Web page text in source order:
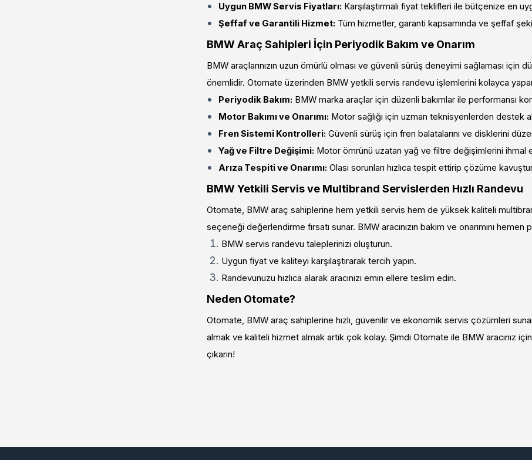
Uygun BMW Servis Fiyatları: Karşılaştırmalı fiyat teklifleri ile bütçenize en
Şeffaf ve Garantili Hizmet: Tüm hizmetler, garanti kapsamında ve şeffaf
BMW Araç Sahipleri İçin Periyodik Bakım ve Onarım
BMW araçlarınızın uzun ömürlü olması ve güvenli sürüş deneyimi sağlaması için
önemlidir. Otomate üzerinden BMW yetkili servis randevu işlemlerini kolayca
Periyodik Bakım: BMW marka araçlar için düzenli bakımlar ile performansı
Motor Bakımı ve Onarımı: Motor sağlığı için uzman teknisyenlerden destek
Fren Sistemi Kontrolleri: Güvenli sürüş için fren balatalarını ve disklerini
Yağ ve Filtre Değişimi: Motor ömrünü uzatan yağ ve filtre değişimlerini ihmal
Arıza Tespiti ve Onarımı: Olası sorunları hızlıca tespit ettirip çözüme
BMW Yetkili Servis ve Multibrand Servislerden Hızlı Randevu
Otomate, BMW araç sahiplerine hem yetkili servis hem de yüksek kaliteli
seçeneği değerlendirme fırsatı sunar. BMW aracınızın bakım ve onarımını hemen
BMW servis randevu taleplerinizi oluşturun.
Uygun fiyat ve kaliteyi karşılaştırarak tercih yapın.
Randevunuzu hızlıca alarak aracınızı emin ellere teslim edin.
Neden Otomate?
Otomate, BMW araç sahiplerine hızlı, güvenilir ve ekonomik servis çözümleri
almak ve kaliteli hizmet almak artık çok kolay. Şimdi Otomate ile BMW aracınız
çıkarın!